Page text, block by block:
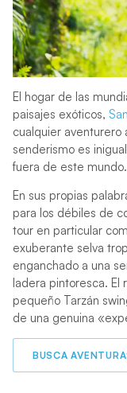
El hogar de las
paisajes exóticos,
cualquier aventurero
senderismo es
fuera de este mundo.
En sus propias
para los débiles de
tour en particular
exuberante selva
enganchado a una
ladera pintoresca.
pequeño Tarzán
de una genuina
BUSCA